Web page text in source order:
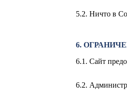
5.2. Ничто в
6.
6.1. Сайт
6.2.